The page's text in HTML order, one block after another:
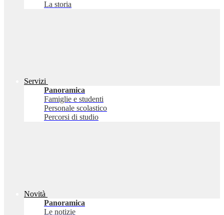
La storia
Servizi
Panoramica
Famiglie e studenti
Personale scolastico
Percorsi di studio
Novità
Panoramica
Le notizie